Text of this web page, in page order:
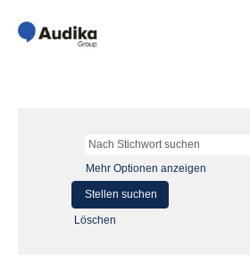
Mehr Optionen anzeigen
Löschen